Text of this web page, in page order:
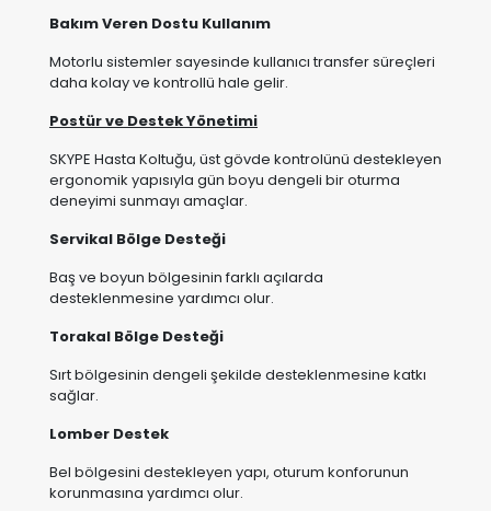
daha kolay ve kontrollü hale gelir.
Postür ve Destek Yönetimi
ergonomik yapısıyla gün boyu dengeli bir oturma
deneyimi sunmayı amaçlar.
Servikal Bölge Desteği
desteklenmesine yardımcı olur.
Torakal Bölge Desteği
sağlar.
Lomber Destek
korunmasına yardımcı olur.
Pelvik Pozisyonlama Desteği